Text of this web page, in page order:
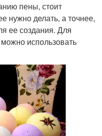
пены, стоит
нужно делать, а точнее,
ее создания. Для
использовать